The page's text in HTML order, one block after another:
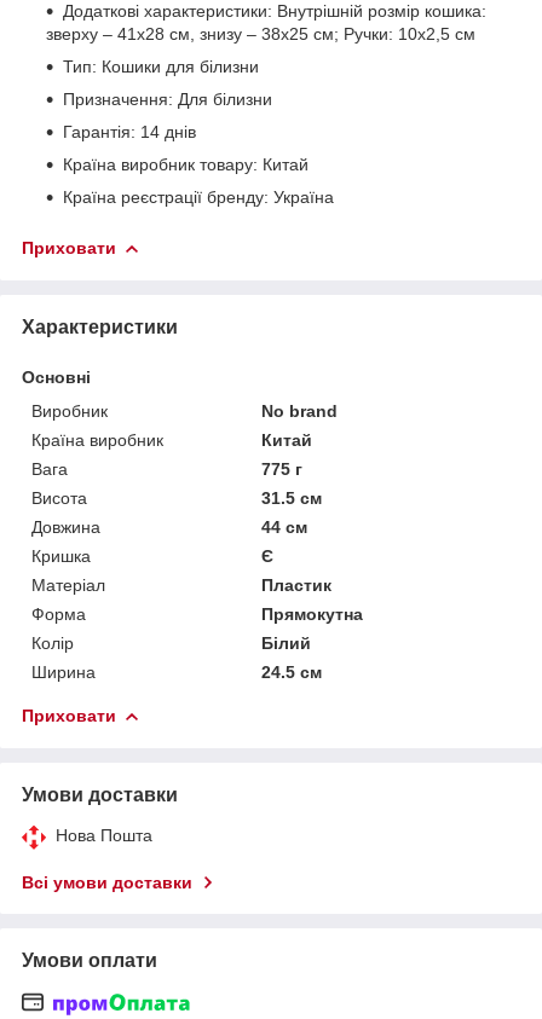
Додаткові характеристики: Внутрішній розмір кошика:
зверху – 41х28 см, знизу – 38х25 см; Ручки: 10х2,5 см
Тип: Кошики для білизни
Призначення: Для білизни
Гарантія: 14 днів
Країна виробник товару: Китай
Країна реєстрації бренду: Україна
Приховати
Характеристики
Основні
Виробник
No brand
Країна виробник
Китай
Вага
775 г
Висота
31.5 см
Довжина
44 см
Кришка
Є
Матеріал
Пластик
Форма
Прямокутна
Колір
Білий
Ширина
24.5 см
Приховати
Умови доставки
Нова Пошта
Всі умови доставки
Умови оплати